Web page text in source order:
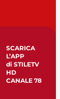
SCARICA
L’APP
di STILETV
HD
CANALE 78